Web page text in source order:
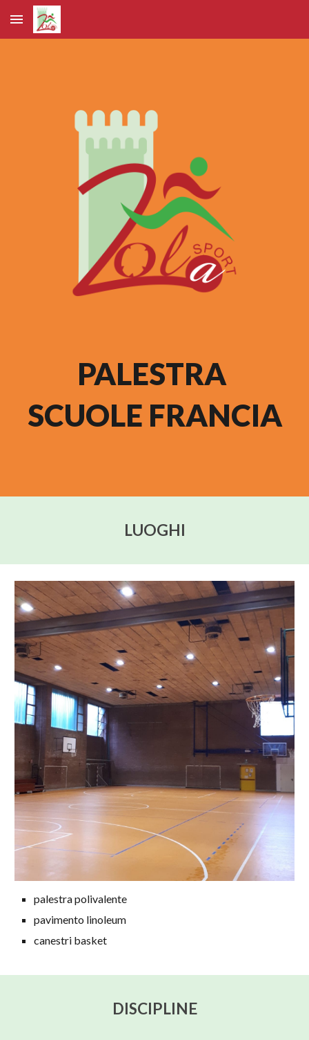
Skip to main content
PALESTRA
SCUOLE FRANCIA
LUOGHI
palestra polivalente
pavimento linoleum
canestri basket
DISCIPLINE